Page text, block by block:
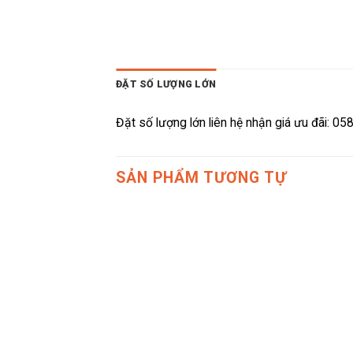
ĐẶT SỐ LƯỢNG LỚN
Đặt số lượng lớn liên hệ nhận giá ưu đãi:
SẢN PHẨM TƯƠNG TỰ